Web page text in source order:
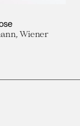
Wiener